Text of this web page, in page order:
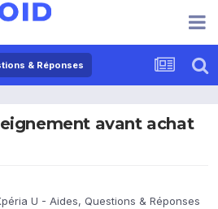
& Réponses
avant achat
U - Aides, Questions & Réponses